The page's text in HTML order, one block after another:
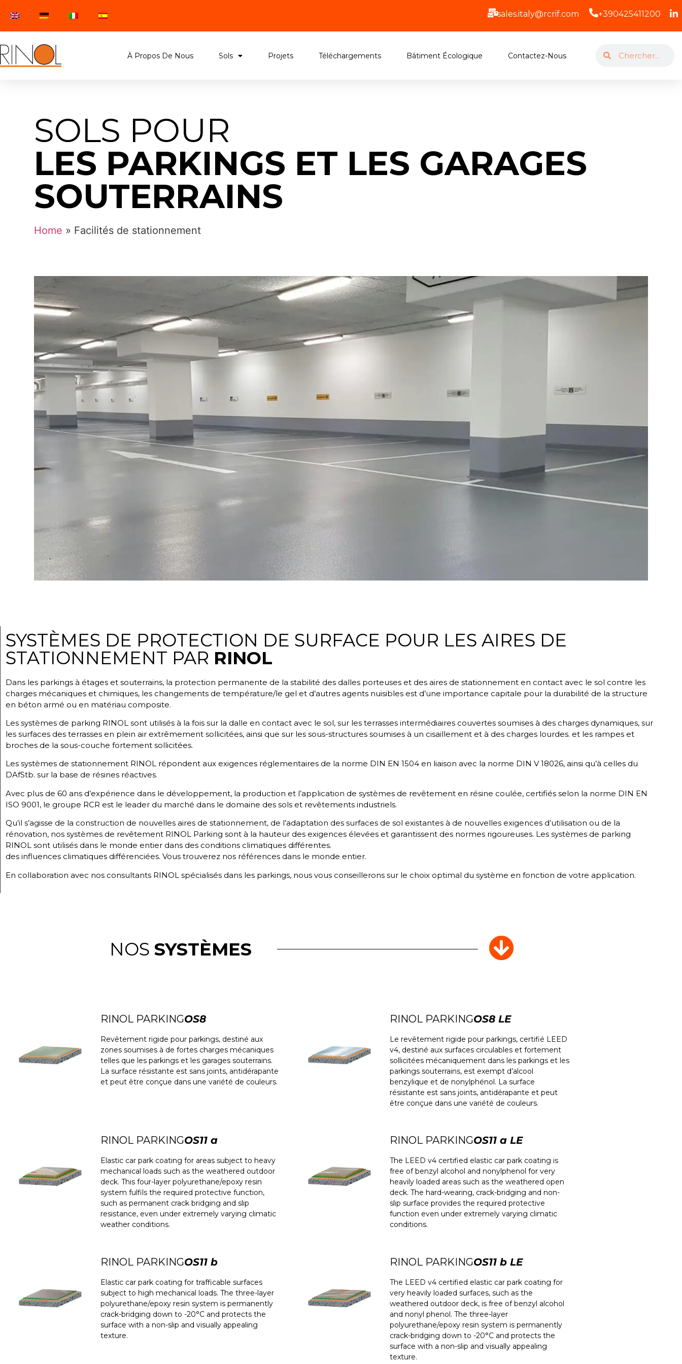
sales.italy@rcrif.com +390425411200
À Propos De Nous Sols Projets Téléchargements Bâtiment Écologique Contactez-Nous
SOLS POUR
LES PARKINGS ET LES GARAGES
SOUTERRAINS
Home » Facilités de stationnement
SYSTÈMES DE PROTECTION DE SURFACE POUR LES AIRES DE
STATIONNEMENT PAR RINOL
Dans les parkings à étages et souterrains, la protection permanente de la stabilité des dalles porteuses et des aires de stationnement en contact avec le sol contre les
charges mécaniques et chimiques, les changements de température/le gel et d’autres agents nuisibles est d’une importance capitale pour la durabilité de la structure
en béton armé ou en matériau composite.
Les systèmes de parking RINOL sont utilisés à la fois sur la dalle en contact avec le sol, sur les terrasses intermédiaires couvertes soumises à des charges dynamiques, sur
les surfaces des terrasses en plein air extrêmement sollicitées, ainsi que sur les sous-structures soumises à un cisaillement et à des charges lourdes. et les rampes et
broches de la sous-couche fortement sollicitées.
Les systèmes de stationnement RINOL répondent aux exigences réglementaires de la norme DIN EN 1504 en liaison avec la norme DIN V 18026, ainsi qu’à celles du
DAfStb. sur la base de résines réactives.
Avec plus de 60 ans d’expérience dans le développement, la production et l’application de systèmes de revêtement en résine coulée, certifiés selon la norme DIN EN
ISO 9001, le groupe RCR est le leader du marché dans le domaine des sols et revêtements industriels.
Qu’il s’agisse de la construction de nouvelles aires de stationnement, de l’adaptation des surfaces de sol existantes à de nouvelles exigences d’utilisation ou de la
rénovation, nos systèmes de revêtement RINOL Parking sont à la hauteur des exigences élevées et garantissent des normes rigoureuses. Les systèmes de parking
RINOL sont utilisés dans le monde entier dans des conditions climatiques différentes.
des influences climatiques différenciées. Vous trouverez nos références dans le monde entier.
En collaboration avec nos consultants RINOL spécialisés dans les parkings, nous vous conseillerons sur le choix optimal du système en fonction de votre application.
NOSSYSTÈMES
RINOL PARKINGOS8
Revêtement rigide pour parkings, destiné aux
zones soumises à de fortes charges mécaniques
telles que les parkings et les garages souterrains.
La surface résistante est sans joints, antidérapante
et peut être conçue dans une variété de couleurs.
RINOL PARKINGOS8 LE
Le revêtement rigide pour parkings, certifié LEED
v4, destiné aux surfaces circulables et fortement
sollicitées mécaniquement dans les parkings et les
parkings souterrains, est exempt d’alcool
benzylique et de nonylphénol. La surface
résistante est sans joints, antidérapante et peut
être conçue dans une variété de couleurs.
RINOL PARKINGOS11 a
Elastic car park coating for areas subject to heavy
mechanical loads such as the weathered outdoor
deck. This four-layer polyurethane/epoxy resin
system fulfils the required protective function,
such as permanent crack bridging and slip
resistance, even under extremely varying climatic
weather conditions.
RINOL PARKINGOS11 a LE
The LEED v4 certified elastic car park coating is
free of benzyl alcohol and nonylphenol for very
heavily loaded areas such as the weathered open
deck. The hard-wearing, crack-bridging and non-
slip surface provides the required protective
function even under extremely varying climatic
conditions.
RINOL PARKINGOS11 b
Elastic car park coating for trafficable surfaces
subject to high mechanical loads. The three-layer
polyurethane/epoxy resin system is permanently
crack-bridging down to -20°C and protects the
surface with a non-slip and visually appealing
texture.
RINOL PARKINGOS11 b LE
The LEED v4 certified elastic car park coating for
very heavily loaded surfaces, such as the
weathered outdoor deck, is free of benzyl alcohol
and nonyl phenol. The three-layer
polyurethane/epoxy resin system is permanently
crack-bridging down to -20°C and protects the
surface with a non-slip and visually appealing
texture.